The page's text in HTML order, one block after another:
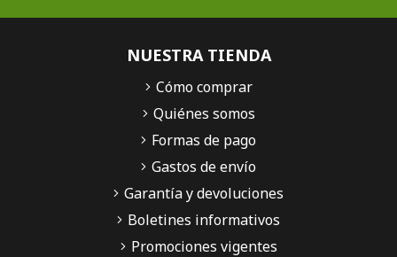
NUESTRA TIENDA
Cómo comprar
Quiénes somos
Formas de pago
Gastos de envío
Garantía y devoluciones
Boletines informativos
Promociones vigentes